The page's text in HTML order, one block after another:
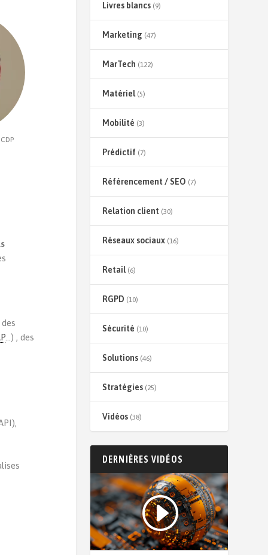
…) , des
Livres blancs(9)
Marketing (47)
MarTech (122)
Matériel(5)
Mobilité (3)
Prédictif (7)
Référencement / SEO (7)
Relation client(30)
Réseaux sociaux(16)
Retail(6)
RGPD (10)
Sécurité (10)
Solutions(46)
Stratégies(25)
Vidéos(38)
DERNIÈRES VIDÉOS